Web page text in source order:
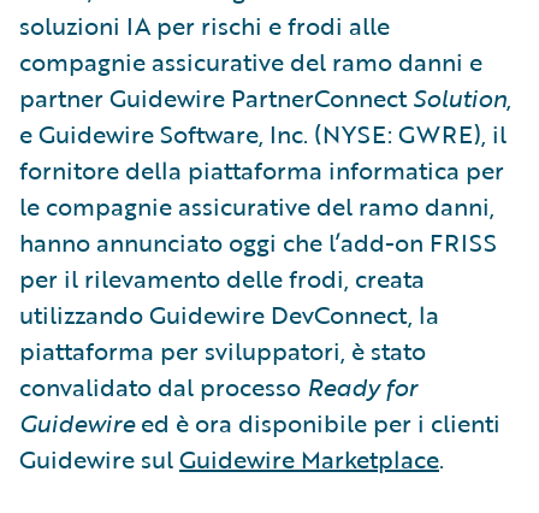
soluzioni IA per rischi e frodi alle
compagnie assicurative del ramo danni e
partner Guidewire PartnerConnectSolution,
e Guidewire Software, Inc. (NYSE: GWRE), il
fornitore della piattaforma informatica per
le compagnie assicurative del ramo danni,
hanno annunciato oggi che l’add-on FRISS
per il rilevamento delle frodi, creata
utilizzando Guidewire DevConnect, la
piattaforma per sviluppatori, è stato
convalidato dal processo Ready for
Guidewireed è ora disponibile per i clienti
Guidewire sulGuidewire Marketplace.